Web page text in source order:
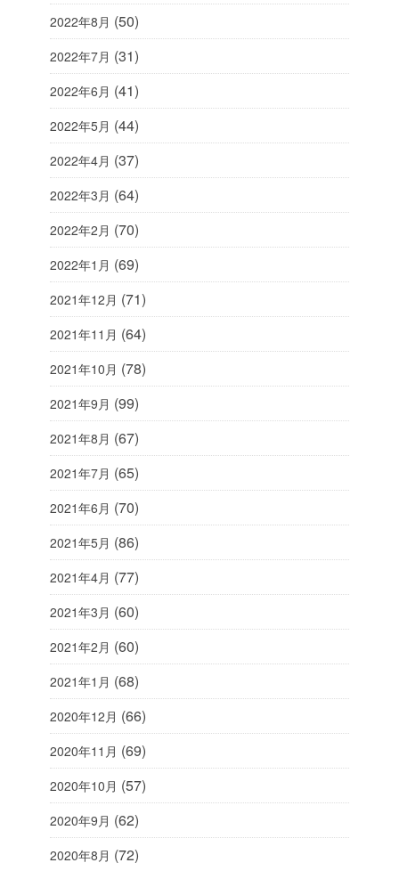
2022年8月 (50)
2022年7月 (31)
2022年6月 (41)
2022年5月 (44)
2022年4月 (37)
2022年3月 (64)
2022年2月 (70)
2022年1月 (69)
2021年12月 (71)
2021年11月 (64)
2021年10月 (78)
2021年9月 (99)
2021年8月 (67)
2021年7月 (65)
2021年6月 (70)
2021年5月 (86)
2021年4月 (77)
2021年3月 (60)
2021年2月 (60)
2021年1月 (68)
2020年12月 (66)
2020年11月 (69)
2020年10月 (57)
2020年9月 (62)
2020年8月 (72)